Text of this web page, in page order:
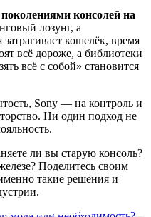
консолей на
лозунг, а
затрагивает кошелёк, время
всё дороже, а библиотеки
всё с собой» становится
Sony — на контроль и
Ни один подход не
ли вы старую консоль?
Поделитесь своим
такие решения и
или необходимость?
мейнстримом?